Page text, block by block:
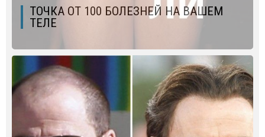
ТОЧКА ОТ 100 БОЛЕЗНЕЙ НА ВАШЕМ
ТЕЛЕ